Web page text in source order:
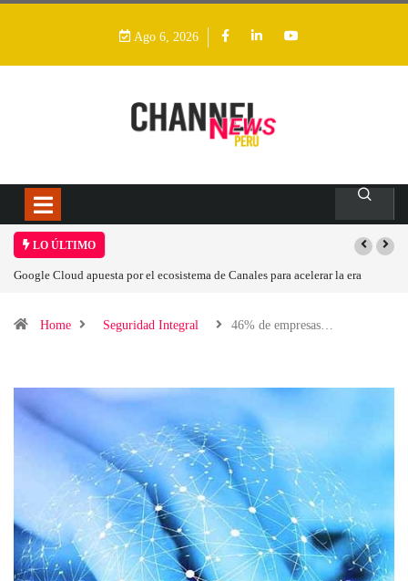
Ago 6, 2026
LO ÚLTIMO
acelerar la era Las causas del impulso al alza en el precio de las placas
Home Seguridad Integral 46% de empresas…